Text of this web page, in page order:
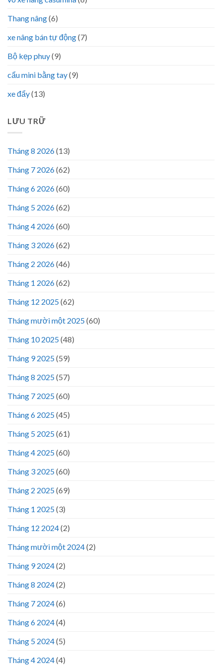
Thang nâng(6)
xe nâng bán tự động(7)
Bộ kẹp phuy(9)
cẩu mini bằng tay(9)
xe đẩy(13)
LƯU TRỮ
Tháng 8 2026(13)
Tháng 7 2026(62)
Tháng 6 2026(60)
Tháng 5 2026(62)
Tháng 4 2026(60)
Tháng 3 2026(62)
Tháng 2 2026(46)
Tháng 1 2026(62)
Tháng 12 2025(62)
Tháng mười một 2025(60)
Tháng 10 2025(48)
Tháng 9 2025(59)
Tháng 8 2025(57)
Tháng 7 2025(60)
Tháng 6 2025(45)
Tháng 5 2025(61)
Tháng 4 2025(60)
Tháng 3 2025(60)
Tháng 2 2025(69)
Tháng 1 2025(3)
Tháng 12 2024(2)
Tháng mười một 2024(2)
Tháng 9 2024(2)
Tháng 8 2024(2)
Tháng 7 2024(6)
Tháng 6 2024(4)
Tháng 5 2024(5)
Tháng 4 2024(4)